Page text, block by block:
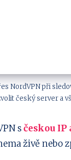
NordVPN při
český server a
sčeskou IP
živě nebo